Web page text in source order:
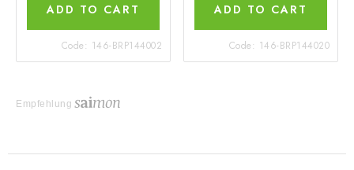
ADD TO CART
Code: 146-BRP144002
ADD TO CART
Code: 146-BRP144020
Empfehlung